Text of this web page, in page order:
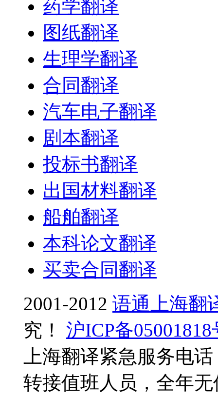
药学翻译
图纸翻译
生理学翻译
合同翻译
汽车电子翻译
剧本翻译
投标书翻译
出国材料翻译
船舶翻译
本科论文翻译
买卖合同翻译
2001-2012 语通上海翻
究！
沪ICP备05001818
上海翻译紧急服务电
转接值班人员，全年无